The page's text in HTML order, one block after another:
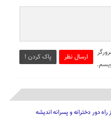
ارسال نظر پاک کردن !
دور دخترانه و پسرانه اندیشه